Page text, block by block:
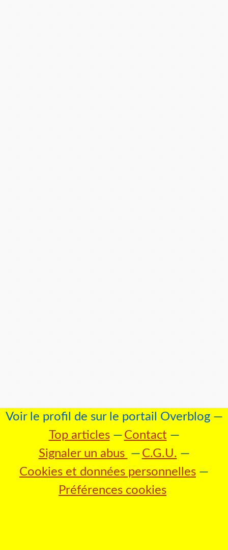
Voir le profil de sur le portail Overblog
Top articles
Contact
Signaler un abus
C.G.U.
Cookies et données personnelles
Préférences cookies